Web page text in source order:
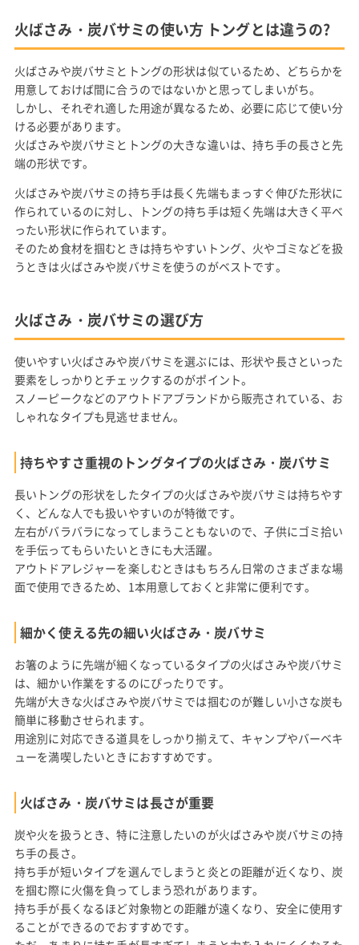
火ばさみ・炭バサミの使い方 トングとは違うの?
火ばさみや炭バサミとトングの形状は似ているため、どちらかを
用意しておけば間に合うのではないかと思ってしまいがち。
しかし、それぞれ適した用途が異なるため、必要に応じて使い分
ける必要があります。
火ばさみや炭バサミとトングの大きな違いは、持ち手の長さと先
端の形状です。
火ばさみや炭バサミの持ち手は長く先端もまっすぐ伸びた形状に
作られているのに対し、トングの持ち手は短く先端は大きく平べ
ったい形状に作られています。
そのため食材を掴むときは持ちやすいトング、火やゴミなどを扱
うときは火ばさみや炭バサミを使うのがベストです。
火ばさみ・炭バサミの選び方
使いやすい火ばさみや炭バサミを選ぶには、形状や長さといった
要素をしっかりとチェックするのがポイント。
スノーピークなどのアウトドアブランドから販売されている、お
しゃれなタイプも見逃せません。
持ちやすさ重視のトングタイプの火ばさみ・炭バサミ
長いトングの形状をしたタイプの火ばさみや炭バサミは持ちやす
く、どんな人でも扱いやすいのが特徴です。
左右がバラバラになってしまうこともないので、子供にゴミ拾い
を手伝ってもらいたいときにも大活躍。
アウトドアレジャーを楽しむときはもちろん日常のさまざまな場
面で使用できるため、1本用意しておくと非常に便利です。
細かく使える先の細い火ばさみ・炭バサミ
お箸のように先端が細くなっているタイプの火ばさみや炭バサミ
は、細かい作業をするのにぴったりです。
先端が大きな火ばさみや炭バサミでは掴むのが難しい小さな炭も
簡単に移動させられます。
用途別に対応できる道具をしっかり揃えて、キャンプやバーベキ
ューを満喫したいときにおすすめです。
火ばさみ・炭バサミは長さが重要
炭や火を扱うとき、特に注意したいのが火ばさみや炭バサミの持
ち手の長さ。
持ち手が短いタイプを選んでしまうと炎との距離が近くなり、炭
を掴む際に火傷を負ってしまう恐れがあります。
持ち手が長くなるほど対象物との距離が遠くなり、安全に使用す
ることができるのでおすすめです。